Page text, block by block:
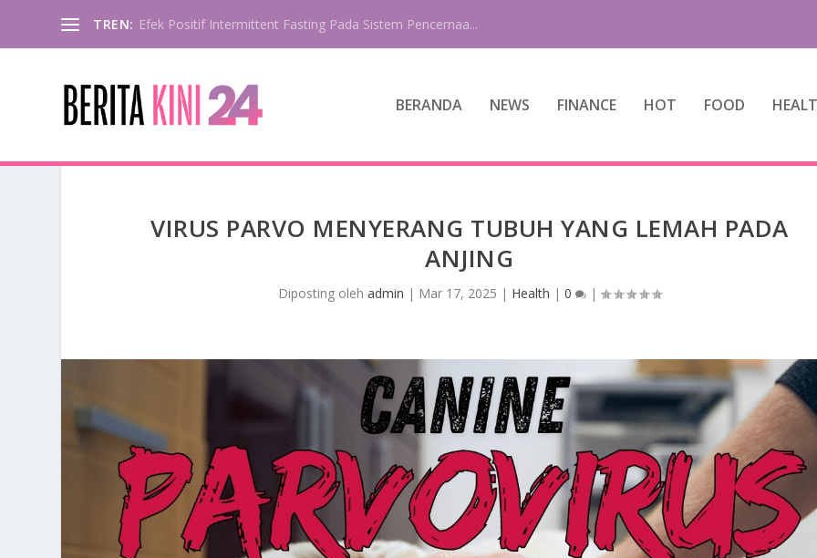
TREN: Efek Positif Intermittent Fasting Pada Sistem Pencernaa...
BERANDA NEWS FINANCE HOT FOOD
VIRUS PARVO MENYERANG TUBUH YANG LEMAH PADA
ANJING
Diposting oleh admin | Mar 17, 2025 | Health | 0 |